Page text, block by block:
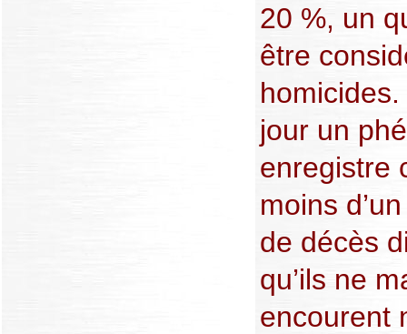
20 %, un
être
jour un
enregistre
moins
de décès
qu’ils ne
encourent